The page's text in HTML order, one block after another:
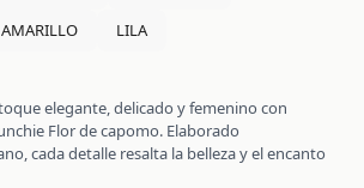
AMARILLO LILA
elegante, delicado y femenino con
Flor de capomo. Elaborado
cada detalle resalta la belleza y el encanto